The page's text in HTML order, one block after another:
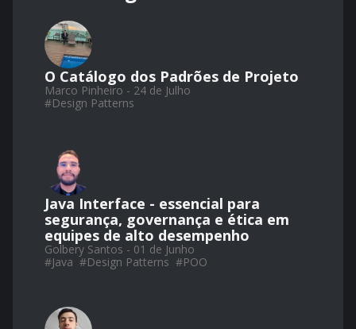
O Catálogo dos Padrões de Projeto
Marco Pinheiro - 24 de Julho
#Design Patterns
Java Interface - essencial para
segurança, governança e ética em
equipes de alto desempenho
Golbery Santos - 01 de Junho
#Java #Design Patterns #POO